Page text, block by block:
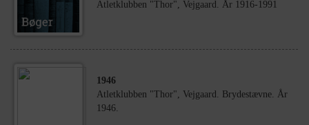
Atletklubben "Thor", Vejgaard. År 1916-1991
1946
Atletklubben "Thor", Vejgaard. Brydestævne. År
1946.